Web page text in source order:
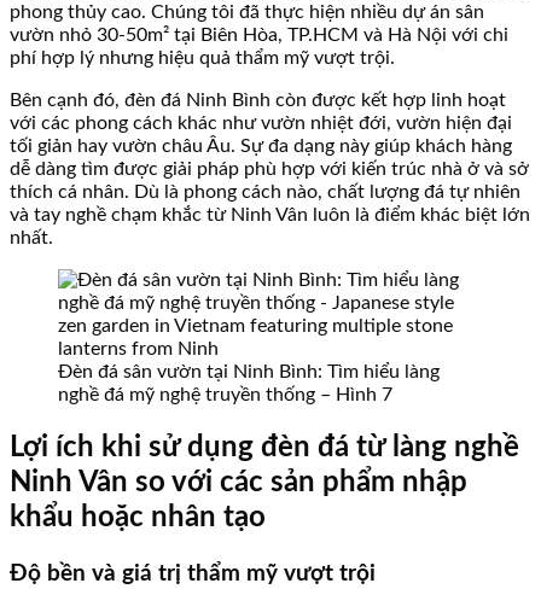
phong thủy cao. Chúng tôi đã thực hiện nhiều dự án sân
vườn nhỏ 30-50m² tại Biên Hòa, TP.HCM và Hà Nội với chi
phí hợp lý nhưng hiệu quả thẩm mỹ vượt trội.
Bên cạnh đó, đèn đá Ninh Bình còn được kết hợp linh hoạt
với các phong cách khác như vườn nhiệt đới, vườn hiện đại
tối giản hay vườn châu Âu. Sự đa dạng này giúp khách hàng
dễ dàng tìm được giải pháp phù hợp với kiến trúc nhà ở và sở
thích cá nhân. Dù là phong cách nào, chất lượng đá tự nhiên
và tay nghề chạm khắc từ Ninh Vân luôn là điểm khác biệt lớn
nhất.
Đèn đá sân vườn tại Ninh Bình: Tìm hiểu làng
nghề đá mỹ nghệ truyền thống – Hình 7
Lợi ích khi sử dụng đèn đá từ làng nghề
Ninh Vân so với các sản phẩm nhập
khẩu hoặc nhân tạo
Độ bền và giá trị thẩm mỹ vượt trội